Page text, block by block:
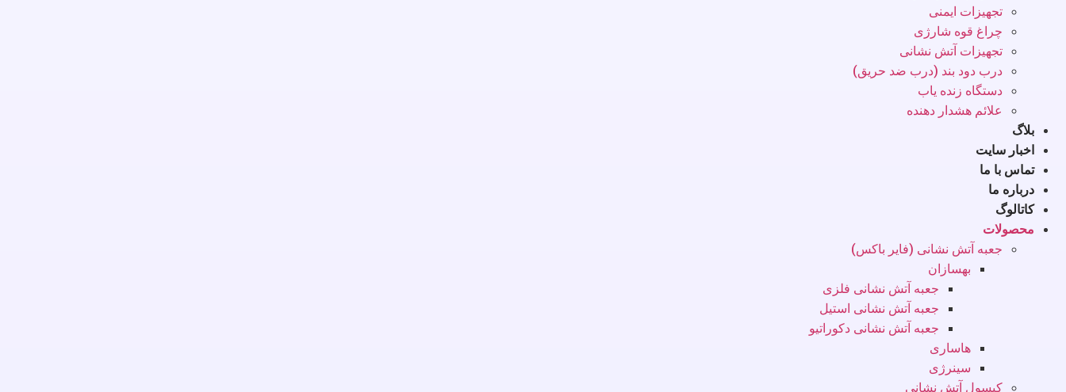
تجهیزات ایمنی
چراغ قوه شارژی
تجهیزات آتش نشانی
درب دود بند (درب ضد حریق)
دستگاه زنده یاب
علائم هشدار دهنده
بلاگ
اخبار سایت
تماس با ما
درباره ما
کاتالوگ
محصولات
جعبه آتش نشانی (فایر باکس)
بهسازان
جعبه آتش نشانی فلزی
جعبه آتش نشانی استیل
جعبه آتش نشانی دکوراتیو
هاساری
سینرژی
کپسول آتش نشانی